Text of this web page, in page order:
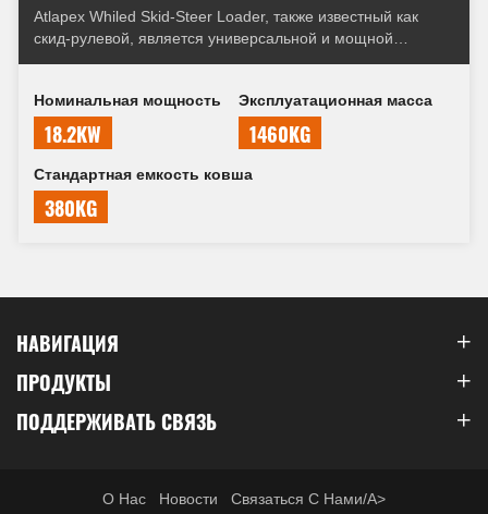
Atlapex Whiled Skid-Steer Loader, также известный как
скид-рулевой, является универсальной и мощной
четырьмя колесами и уникальным механизмом рулевого
управления, который позволяет ему заскочить, отсюда и
название «Skid-Steer».
Номинальная мощность
18.2KW
Эксплуатационная масса
1460KG
Стандартная емкость ковша
380KG
НАВИГАЦИЯ
ПРОДУКТЫ
ПОДДЕРЖИВАТЬ СВЯЗЬ
О Нас Новости
Связаться С Нами/a>